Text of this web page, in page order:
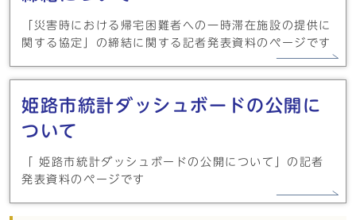
「災害時における帰宅困難者への一時滞在施設の提供に
関する協定」の締結に関する記者発表資料のページです
姫路市統計ダッシュボードの公開に
ついて
「 姫路市統計ダッシュボードの公開について」の記者
発表資料のページです